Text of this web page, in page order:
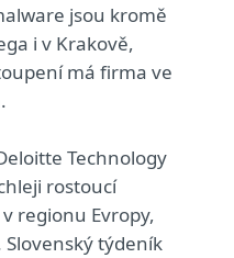
jsou kromě
i v Krakově,
má firma ve
Technology
rostoucí
regionu Evropy,
týdeník